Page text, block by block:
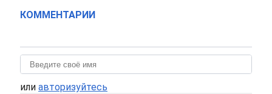
КОММЕНТАРИИ
или авторизуйтесь